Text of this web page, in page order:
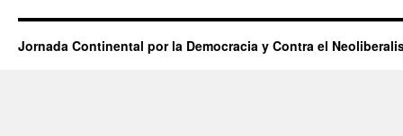
Jornada Continental por la Democracia y Contra el